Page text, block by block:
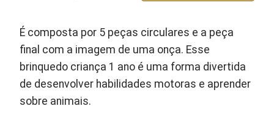
É composta por 5 peças circulares e a peça
final com a imagem de uma onça. Esse
brinquedo criança 1 ano é uma forma divertida
de desenvolver habilidades motoras e aprender
sobre animais.